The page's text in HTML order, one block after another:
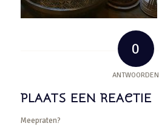
0
ANTWOORDEN
PLAATS EEN REACTIE
Meepraten?